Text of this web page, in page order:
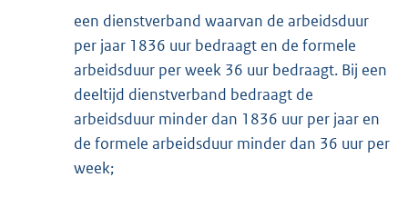
een dienstverband waarvan de arbeidsduur
per jaar 1836 uur bedraagt en de formele
arbeidsduur per week 36 uur bedraagt. Bij een
deeltijd dienstverband bedraagt de
arbeidsduur minder dan 1836 uur per jaar en
de formele arbeidsduur minder dan 36 uur per
week;